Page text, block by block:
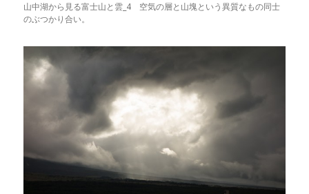
山中湖から見る富士山と雲_4 空気の層と山塊という異質なもの同士
のぶつかり合い。